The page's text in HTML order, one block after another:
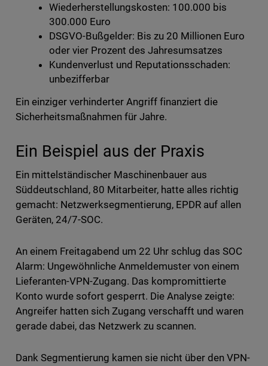
Wiederherstellungskosten: 100.000 bis
300.000 Euro
DSGVO-Bußgelder: Bis zu 20 Millionen Euro
oder vier Prozent des Jahresumsatzes
Kundenverlust und Reputationsschaden:
unbezifferbar
Ein einziger verhinderter Angriff finanziert die
Sicherheitsmaßnahmen für Jahre.
Ein Beispiel aus der Praxis
Ein mittelständischer Maschinenbauer aus
Süddeutschland, 80 Mitarbeiter, hatte alles richtig
gemacht: Netzwerksegmentierung, EPDR auf allen
Geräten, 24/7-SOC.
An einem Freitagabend um 22 Uhr schlug das SOC
Alarm: Ungewöhnliche Anmeldemuster von einem
Lieferanten-VPN-Zugang. Das kompromittierte
Konto wurde sofort gesperrt. Die Analyse zeigte:
Angreifer hatten sich Zugang verschafft und waren
gerade dabei, das Netzwerk zu scannen.
Dank Segmentierung kamen sie nicht über den VPN-